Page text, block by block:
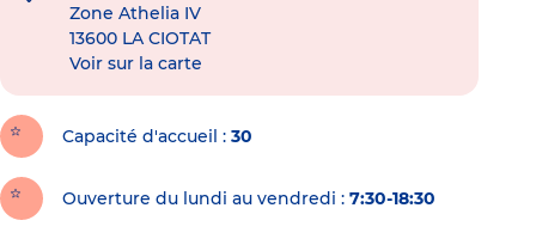
Zone Athelia IV
13600 LA CIOTAT
Voir sur la carte
Capacité d'accueil 30
Ouverture du lundi au vendredi : 7:30-18:30